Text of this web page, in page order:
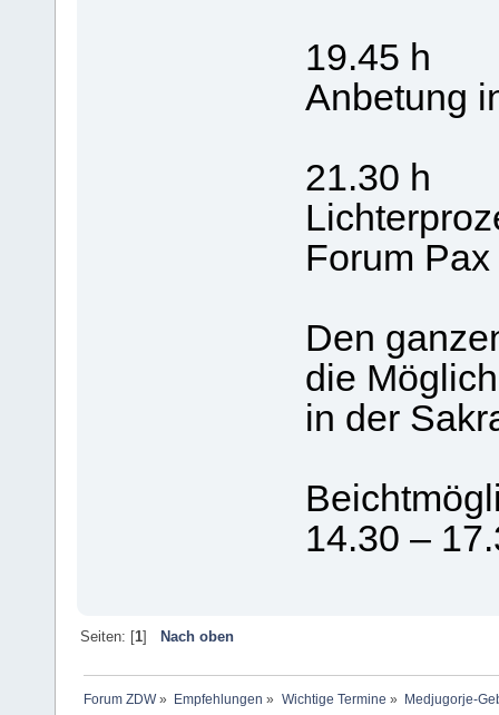
19.45 h
Anbetung
21.30 h
Forum
Den
die
in der
14.30 –
Seiten: [1] Nach oben
Forum ZDW» Empfehlungen » Wichtige Termine » Medjugorje-